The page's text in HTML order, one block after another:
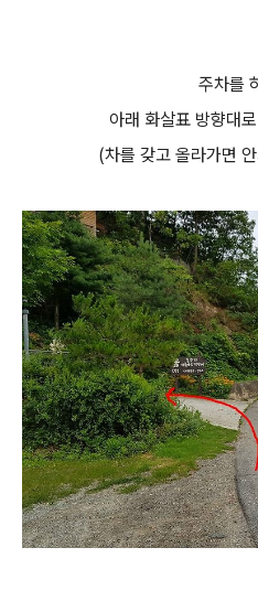
주차를
아래 화살표 방향대
(차를 갖고 올라가면